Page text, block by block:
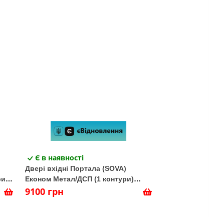
Є в наявності
Двері вхідні Портала (SOVA)
Економ Метал/ДСП (1 контури)
Антрацит
9100 грн